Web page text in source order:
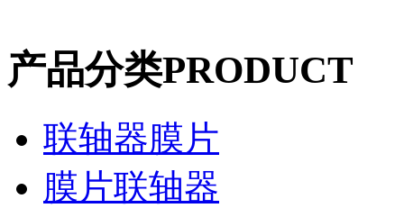
产品分类PRODUCT
联轴器膜片
膜片联轴器